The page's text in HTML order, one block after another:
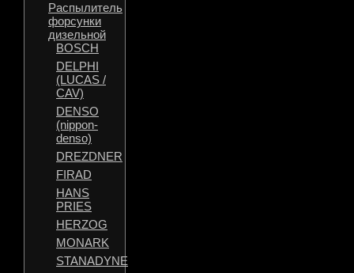
Распылитель
форсунки
дизельной
BOSCH
DELPHI
(LUCAS /
CAV)
DENSO
(nippon-
denso)
DREZDNER
FIRAD
HANS
PRIES
HERZOG
MONARK
STANADYNE